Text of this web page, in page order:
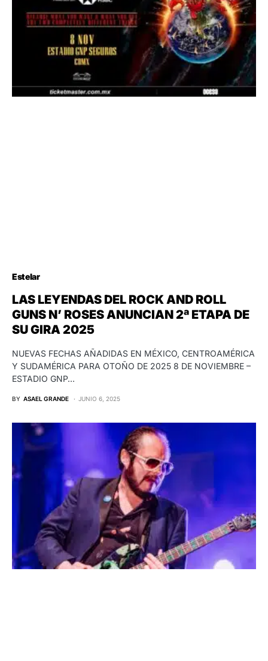
Estelar
LAS LEYENDAS DEL ROCK AND ROLL
GUNS N’ ROSES ANUNCIAN 2ª ETAPA DE
SU GIRA 2025
NUEVAS FECHAS AÑADIDAS EN MÉXICO, CENTROAMÉRICA
Y SUDAMÉRICA PARA OTOÑO DE 2025 8 DE NOVIEMBRE –
ESTADIO GNP…
BY ASAEL GRANDE JUNIO 6, 2025